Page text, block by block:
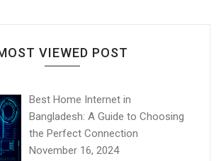
VIEWED POST
Best Home Internet in
Bangladesh: A Guide to Choosing
the Perfect Connection
November 16, 2024